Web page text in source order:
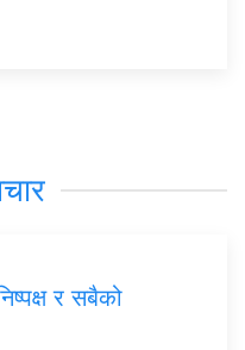
र सबैको